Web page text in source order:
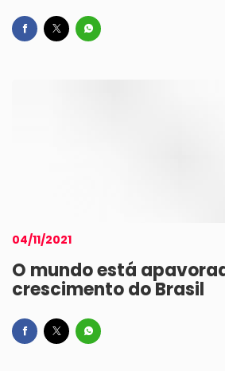
04/11/2021
O mundo está
crescimento do Brasil